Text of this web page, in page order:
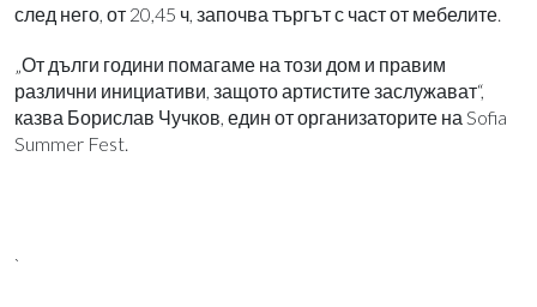
след него, от 20,45 ч, започва търгът с част от мебелите.
„От дълги години помагаме на този дом и правим
различни инициативи, защото артистите заслужават“,
казва Борислав Чучков, един от организаторите на Sofia
Summer Fest.
`